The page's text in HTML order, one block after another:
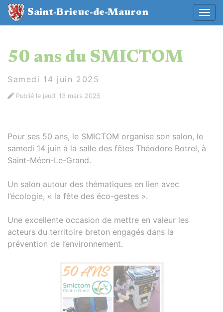
Saint-Brieuc-de-Mauron
50 ans du SMICTOM
Samedi 14 juin 2025
Publié le jeudi 13 mars 2025
Pour ses 50 ans, le SMICTOM organise son salon, le
samedi 14 juin à la salle des fêtes Théodore Botrel, à
Saint-Méen-Le-Grand.
Un salon autour des thématiques en lien avec
l’écologie, « la fête des éco-gestes ».
Une excellente occasion de mettre en valeur les
acteurs du territoire breton engagés dans la
prévention de l’environnement.
Panneau de gestion des cookies